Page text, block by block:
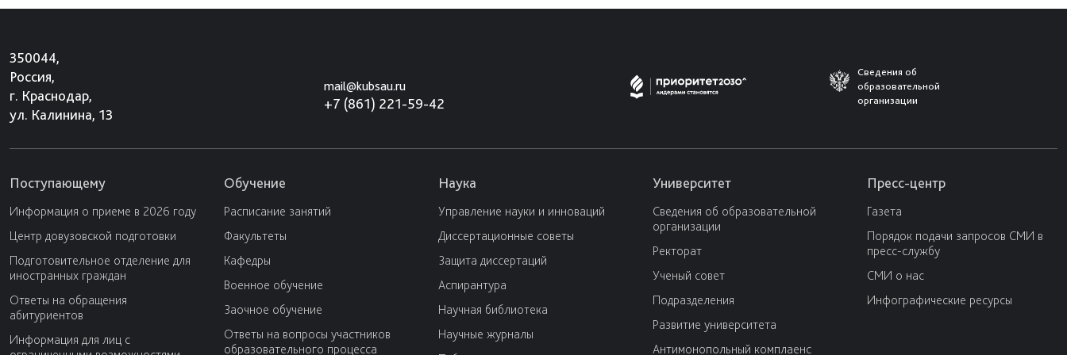
350044,
Россия,
г. Краснодар,
ул. Калинина, 13
mail@kubsau.ru
+7 (861) 221-59-42
Сведения об
образовательной
организации
Поступающему
Информация о приеме в 2026 году
Центр довузовской подготовки
Подготовительное отделение для
иностранных граждан
Ответы на обращения
абитуриентов
Информация для лиц с
Обучение
Расписание занятий
Факультеты
Кафедры
Военное обучение
Заочное обучение
Ответы на вопросы участников
образовательного процесса
Наука
Управление науки и инноваций
Диссертационные советы
Защита диссертаций
Аспирантура
Научная библиотека
Научные журналы
Университет
Сведения об образовательной
организации
Ректорат
Ученый совет
Подразделения
Развитие университета
Антимонопольный комплаенс
Пресс-центр
Газета
Порядок подачи запросов СМИ в
пресс-службу
СМИ о нас
Инфографические ресурсы